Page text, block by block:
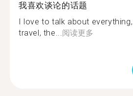
我喜欢谈论的话题
I love to talk about
travel, the...阅读更多